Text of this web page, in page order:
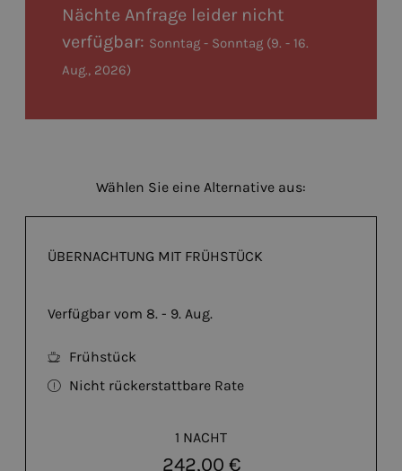
Nächte Anfrage leider nicht
verfügbar: Sonntag - Sonntag (9. - 16.
Aug., 2026)
Wählen Sie eine Alternative aus:
ÜBERNACHTUNG MIT FRÜHSTÜCK
Verfügbar vom 8. - 9. Aug.
Frühstück
Nicht rückerstattbare Rate
1 NACHT
242,00 €